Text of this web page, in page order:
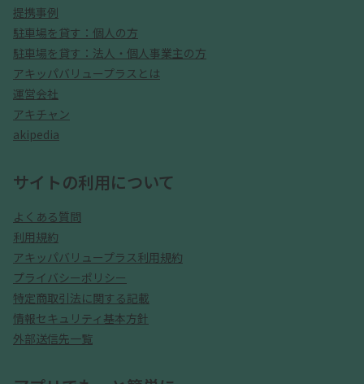
提携事例
駐車場を貸す：個人の方
駐車場を貸す：法人・個人事業主の方
アキッパバリュープラスとは
運営会社
アキチャン
akipedia
サイトの利用について
よくある質問
利用規約
アキッパバリュープラス利用規約
プライバシーポリシー
特定商取引法に関する記載
情報セキュリティ基本方針
外部送信先一覧